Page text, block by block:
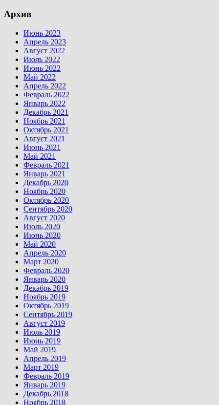
Архив
Июнь 2023
Апрель 2023
Август 2022
Июль 2022
Июнь 2022
Май 2022
Апрель 2022
Февраль 2022
Январь 2022
Декабрь 2021
Ноябрь 2021
Октябрь 2021
Август 2021
Июнь 2021
Май 2021
Февраль 2021
Январь 2021
Декабрь 2020
Ноябрь 2020
Октябрь 2020
Сентябрь 2020
Август 2020
Июль 2020
Июнь 2020
Май 2020
Апрель 2020
Март 2020
Февраль 2020
Январь 2020
Декабрь 2019
Ноябрь 2019
Октябрь 2019
Сентябрь 2019
Август 2019
Июль 2019
Июнь 2019
Май 2019
Апрель 2019
Март 2019
Февраль 2019
Январь 2019
Декабрь 2018
Ноябрь 2018